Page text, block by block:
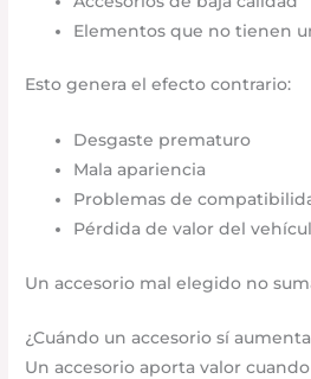
Elementos que no tienen
Esto genera el efecto contrario:
Desgaste prematuro
Mala apariencia
Problemas de
Pérdida de valor del
Un accesorio mal elegido no
¿Cuándo un accesorio sí
Un accesorio aporta valor